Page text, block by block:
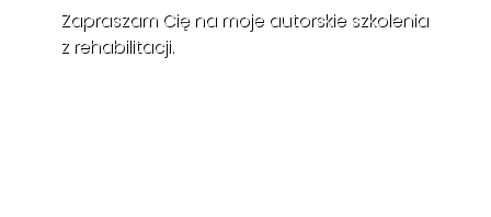
Zapraszam Cię na moje autorskie szkolenia
z rehabilitacji.